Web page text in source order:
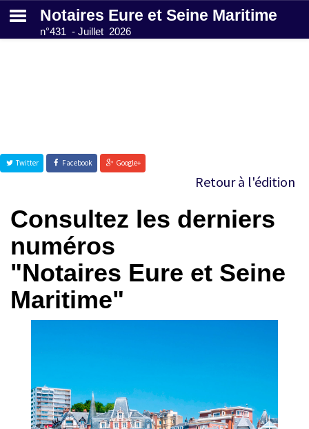
Annuaire des
notaires
Contactez-nous
Notaires Eure et Seine Maritime
n°431 - Juillet 2026
Twitter Facebook Google+
Retour à l'édition
Consultez les derniers
numéros
"Notaires Eure et Seine
Maritime"